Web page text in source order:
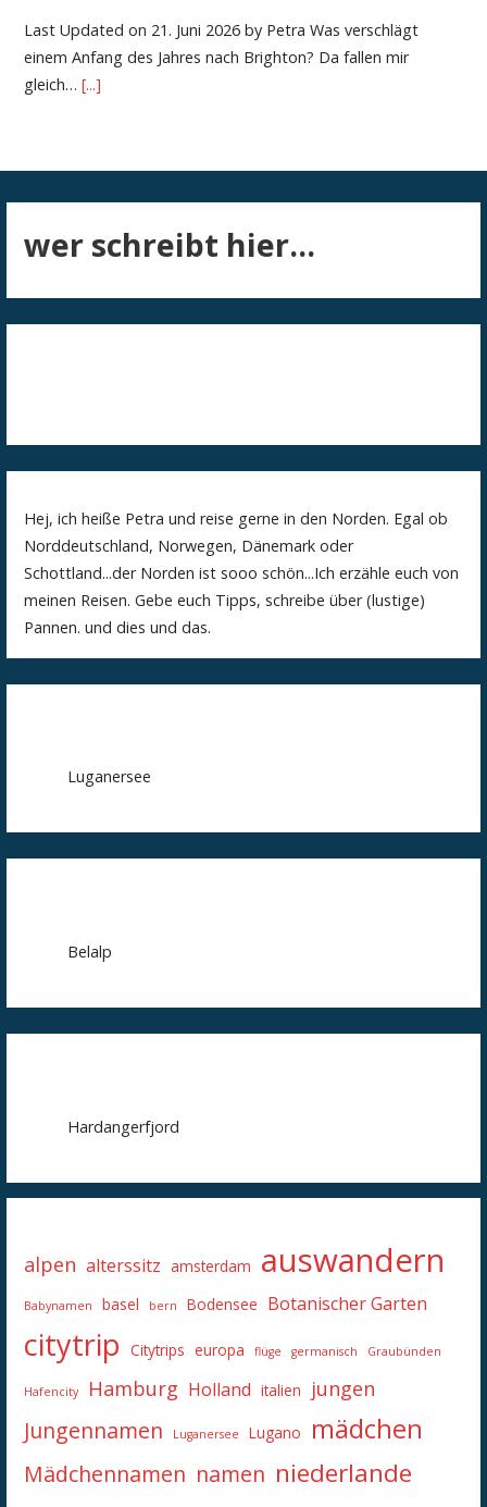
Last Updated on 21. Juni 2026 by Petra Was verschlägt
einem Anfang des Jahres nach Brighton? Da fallen mir
gleich…[...]
wer schreibt hier...
Hej, ich heiße Petra und reise gerne in den Norden. Egal ob
Norddeutschland, Norwegen, Dänemark oder
Schottland...der Norden ist sooo schön...Ich erzähle euch von
meinen Reisen. Gebe euch Tipps, schreibe über (lustige)
Pannen. und dies und das.
Luganersee
Belalp
Hardangerfjord
alpen alterssitz amsterdam auswandern
Babynamen basel bern Bodensee Botanischer Garten
citytrip Citytrips europa flüge germanisch Graubünden
Hafencity Hamburg Holland italien jungen
Jungennamen Luganersee Lugano mädchen
Mädchennamen namen niederlande